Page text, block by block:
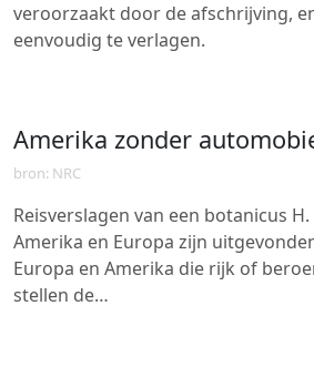
veroorzaakt door de afschrijving,
eenvoudig te verlagen.
Amerika zonder
bron: NRC
Reisverslagen van een botanicus
Amerika en Europa zijn
Europa en Amerika die rijk of
stellen de…